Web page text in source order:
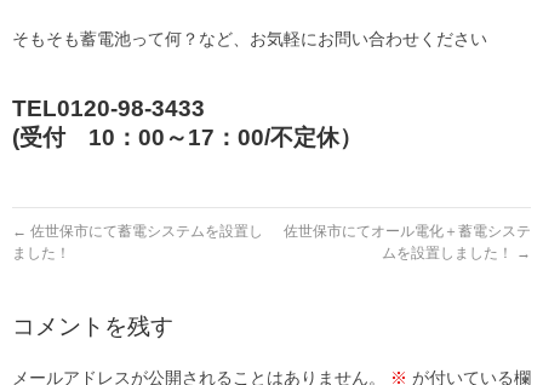
そもそも蓄電池って何？など、お気軽にお問い合わせください
TEL0120-98-3433
(受付 10：00～17：00/不定休）
← 佐世保市にて蓄電システムを設置し
ました！
佐世保市にてオール電化＋蓄電システ
ムを設置しました！
→
コメントを残す
メールアドレスが公開されることはありません。 ※ が付いている欄